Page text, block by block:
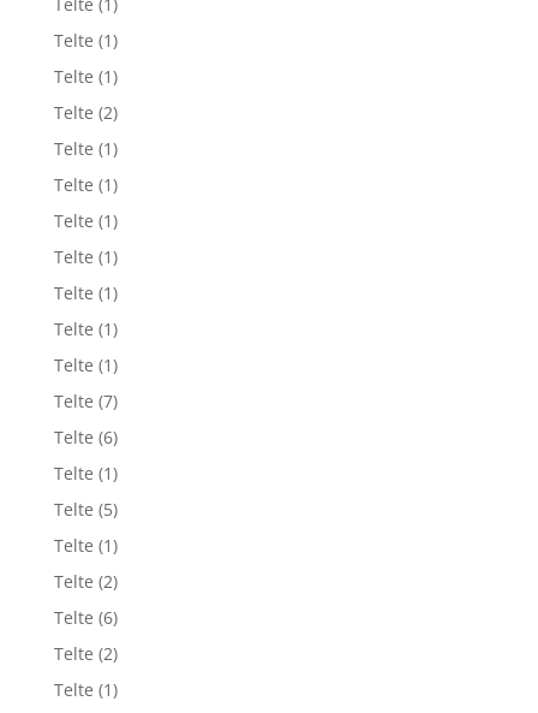
Telte (1)
Telte (1)
Telte (2)
Telte (1)
Telte (1)
Telte (1)
Telte (1)
Telte (1)
Telte (1)
Telte (1)
Telte (7)
Telte (6)
Telte (1)
Telte (5)
Telte (1)
Telte (2)
Telte (6)
Telte (2)
Telte (1)